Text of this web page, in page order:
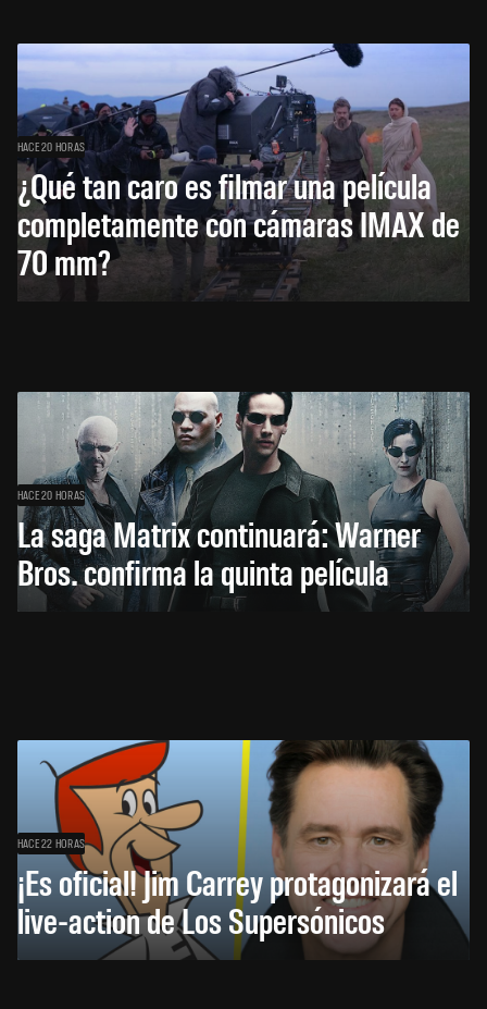
HACE 20 HORAS
¿Qué tan caro es filmar una película
completamente con cámaras IMAX de
70 mm?
HACE 20 HORAS
La saga Matrix continuará: Warner
Bros. confirma la quinta película
HACE 22 HORAS
¡Es oficial! Jim Carrey protagonizará el
live-action de Los Supersónicos